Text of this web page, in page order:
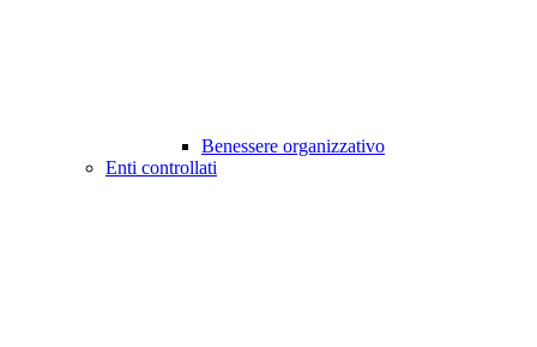
Benessere organizzativo
Enti controllati